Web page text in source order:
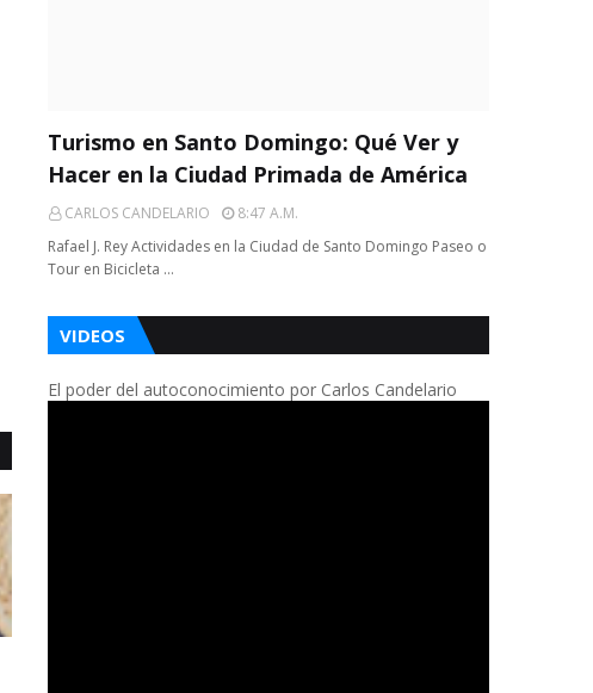
Turismo en Santo Domingo: Qué Ver y
Hacer en la Ciudad Primada de América
CARLOS CANDELARIO
8:47 A.m.
Rafael J. Rey Actividades en la Ciudad de Santo Domingo Paseo o
Tour en Bicicleta …
VIDEOS
El poder del autoconocimiento por Carlos Candelario